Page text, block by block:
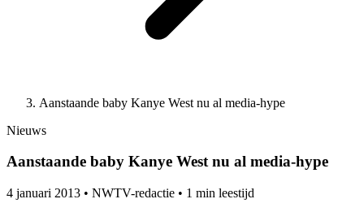
Aanstaande baby Kanye West nu al media-hype
Nieuws
Aanstaande baby Kanye West nu al media-hype
4 januari 2013 • NWTV-redactie • 1 min leestijd